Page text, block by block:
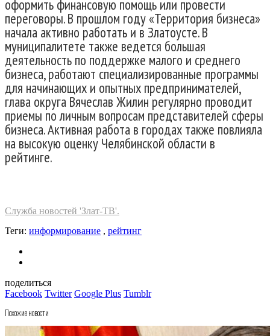
оформить финансовую помощь или провести
переговоры. В прошлом году «Территория бизнеса»
начала активно работать и в Златоусте. В
муниципалитете также ведется большая
деятельность по поддержке малого и среднего
бизнеса, работают специализированные программы
для начинающих и опытных предпринимателей,
глава округа Вячеслав Жилин регулярно проводит
приемы по личным вопросам представителей сферы
бизнеса. Активная работа в городах также повлияла
на высокую оценку Челябинской области в
рейтинге.
Служба новостей 'Злат-ТВ'.
Теги: информирование , рейтинг
поделиться
Facebook Twitter Google Plus Tumblr
Похожие новости